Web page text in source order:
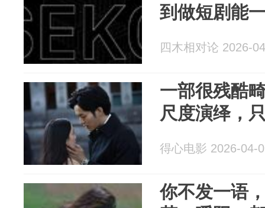
到做短剧能
四木相对论 2026-
一部很残酷
尺度演绎，
得心电影 2026-04-
你不发一语